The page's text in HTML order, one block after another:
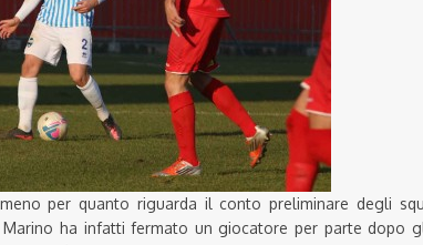
per quanto riguarda il conto preliminare degli
Marino ha infatti fermato un giocatore per parte dopo